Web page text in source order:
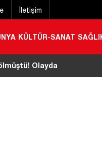
İletişim
KÜLTÜR-SANAT
soygun